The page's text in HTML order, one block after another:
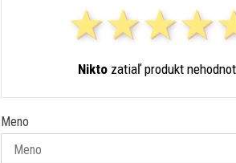
Niktozatiaľ produkt
Meno